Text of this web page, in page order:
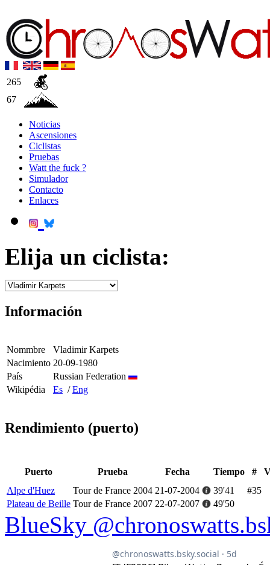
265
67
Noticias
Ascensiones
Ciclistas
Pruebas
Watt the fuck ?
Simulador
Contacto
Enlaces
Elija un ciclista:
Información
Nommbre
Vladimir Karpets
Nacimiento 20-09-1980
País
Russian Federation
Wikipédia
Es /Eng
Rendimiento (puerto)
Puerto Prueba Fecha Tiempo #
Alpe d'Huez
Tour de France 2004 21-07-2004 39'41
#35
Plateau de Beille Tour de France 2007 22-07-2007 49'50
BlueSky